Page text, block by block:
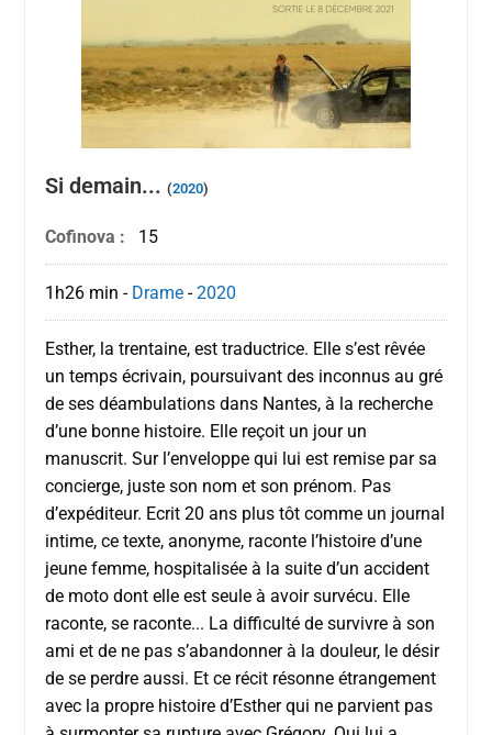
Si demain...(2020)
Cofinova : 15
1h26 min - Drame -2020
Esther, la trentaine, est traductrice. Elle s’est rêvée
un temps écrivain, poursuivant des inconnus au gré
de ses déambulations dans Nantes, à la recherche
d’une bonne histoire. Elle reçoit un jour un
manuscrit. Sur l’enveloppe qui lui est remise par sa
concierge, juste son nom et son prénom. Pas
d’expéditeur. Ecrit 20 ans plus tôt comme un journal
intime, ce texte, anonyme, raconte l’histoire d’une
jeune femme, hospitalisée à la suite d’un accident
de moto dont elle est seule à avoir survécu. Elle
raconte, se raconte... La difficulté de survivre à son
ami et de ne pas s’abandonner à la douleur, le désir
de se perdre aussi. Et ce récit résonne étrangement
avec la propre histoire d’Esther qui ne parvient pas